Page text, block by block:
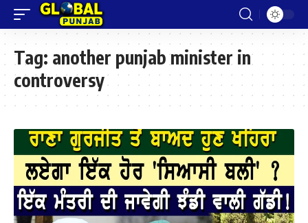
Tag: another punjab minister in
controversy